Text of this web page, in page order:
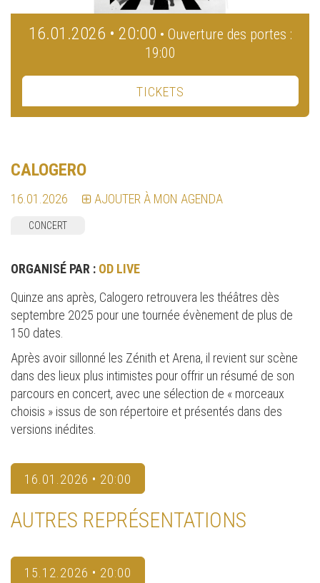
16.01.2026 • 20:00 • Ouverture des portes :
19:00
TICKETS
CALOGERO
16.01.2026 AJOUTER À MON AGENDA
CONCERT
ORGANISÉ PAR : OD LIVE
Quinze ans après, Calogero retrouvera les théâtres dès
septembre 2025 pour une tournée évènement de plus de
150 dates.
Après avoir sillonné les Zénith et Arena, il revient sur scène
dans des lieux plus intimistes pour offrir un résumé de son
parcours en concert, avec une sélection de « morceaux
choisis » issus de son répertoire et présentés dans des
versions inédites.
16.01.2026 • 20:00
AUTRES REPRÉSENTATIONS
15.12.2026 • 20:00